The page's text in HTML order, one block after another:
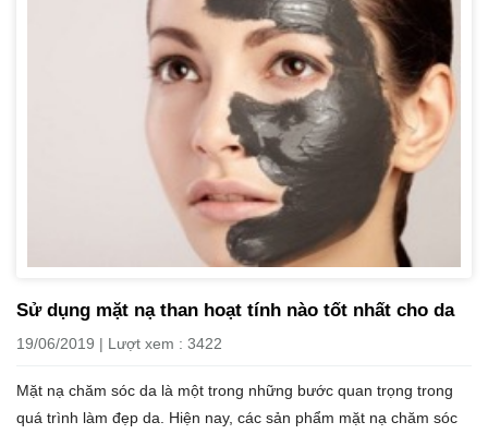
Sử dụng mặt nạ than hoạt tính nào tốt nhất cho da
19/06/2019 | Lượt xem : 3422
Mặt nạ chăm sóc da là một trong những bước quan trọng trong
quá trình làm đẹp da. Hiện nay, các sản phẩm mặt nạ chăm sóc